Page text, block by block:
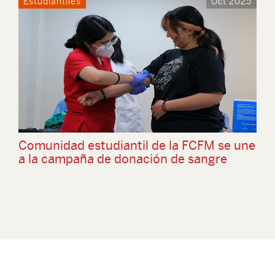
Comunidad estudiantil de la FCFM se une
a la campaña de donación de sangre